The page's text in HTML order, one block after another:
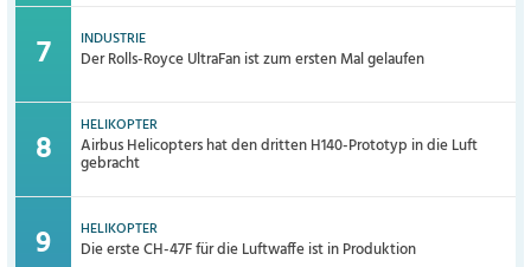
INDUSTRIE
Der Rolls-Royce UltraFan ist zum ersten Mal gelaufen
HELIKOPTER
Airbus Helicopters hat den dritten H140-Prototyp in die Luft
gebracht
HELIKOPTER
Die erste CH-47F für die Luftwaffe ist in Produktion